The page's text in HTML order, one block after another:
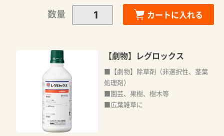
数量
カートに入れる
【劇物】レグロックス
■【劇物】除草剤（非選択性、茎葉
処理剤）
■園芸、果樹、樹木等
■広葉雑草に